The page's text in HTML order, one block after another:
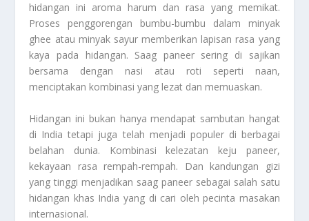
hidangan ini aroma harum dan rasa yang memikat.
Proses penggorengan bumbu-bumbu dalam minyak
ghee atau minyak sayur memberikan lapisan rasa yang
kaya pada hidangan. Saag paneer sering di sajikan
bersama dengan nasi atau roti seperti naan,
menciptakan kombinasi yang lezat dan memuaskan.
Hidangan ini bukan hanya mendapat sambutan hangat
di India tetapi juga telah menjadi populer di berbagai
belahan dunia. Kombinasi kelezatan keju paneer,
kekayaan rasa rempah-rempah. Dan kandungan gizi
yang tinggi menjadikan saag paneer sebagai salah satu
hidangan khas India yang di cari oleh pecinta masakan
internasional.